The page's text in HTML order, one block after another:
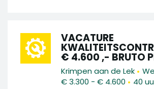
VACATURE
€ 4.600 ,- BRUTO
Krimpen aan de Lek •
€ 3.300 - € 4.600 • 40